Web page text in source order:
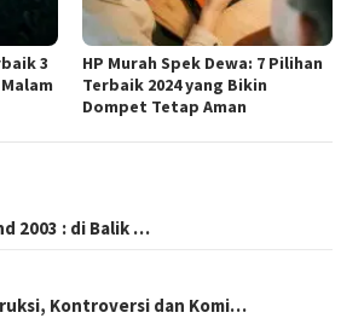
3
HP Murah Spek Dewa: 7 Pilihan
Terbaik 2024 yang Bikin
Dompet Tetap Aman
2003 : di Balik …
Kontroversi dan Komi…